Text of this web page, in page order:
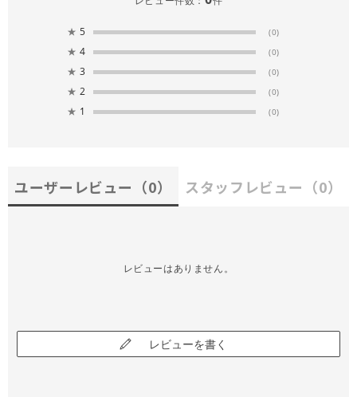
★ 5 (0)
★ 4 (0)
★ 3 (0)
★ 2 (0)
★ 1 (0)
ユーザーレビュー （0） スタッフレビュー （0）
レビューはありません。
レビューを書く